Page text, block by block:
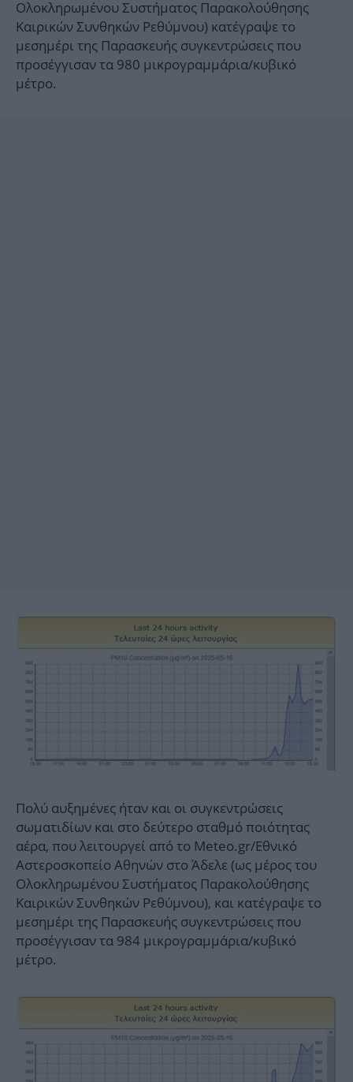
Ολοκληρωμένου Συστήματος Παρακολούθησης
Καιρικών Συνθηκών Ρεθύμνου) κατέγραψε το
μεσημέρι της Παρασκευής συγκεντρώσεις που
προσέγγισαν τα 980 μικρογραμμάρια/κυβικό
μέτρο.
Πολύ αυξημένες ήταν και οι συγκεντρώσεις
σωματιδίων και στο δεύτερο σταθμό ποιότητας
αέρα, που λειτουργεί από το Meteo.gr/Εθνικό
Αστεροσκοπείο Αθηνών στο Άδελε (ως μέρος του
Ολοκληρωμένου Συστήματος Παρακολούθησης
Καιρικών Συνθηκών Ρεθύμνου), και κατέγραψε το
μεσημέρι της Παρασκευής συγκεντρώσεις που
προσέγγισαν τα 984 μικρογραμμάρια/κυβικό
μέτρο.